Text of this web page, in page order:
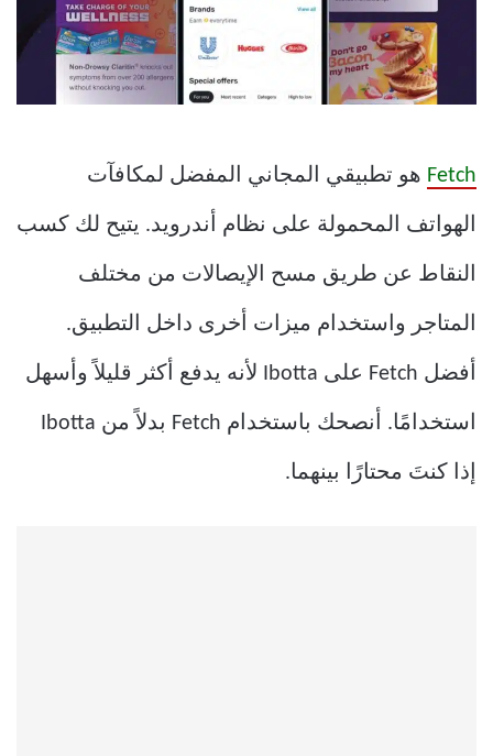
Fetch هو تطبيقي المجاني المفضل لمكافآت
الهواتف المحمولة على نظام أندرويد. يتيح لك كسب
النقاط عن طريق مسح الإيصالات من مختلف
المتاجر واستخدام ميزات أخرى داخل التطبيق.
أفضل Fetch على Ibotta لأنه يدفع أكثر قليلاً وأسهل
استخدامًا. أنصحك باستخدام Fetch بدلاً من Ibotta
إذا كنتَ محتارًا بينهما.